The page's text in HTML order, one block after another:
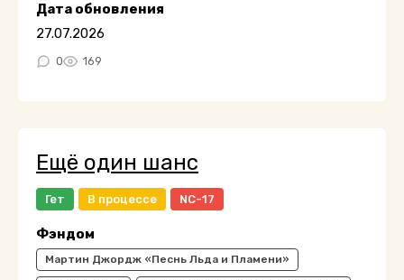
Дата обновления
27.07.2026
0 169
Ещё один шанс
Гет В процессе NC-17
Фэндом
Мартин Джордж «Песнь Льда и Пламени»